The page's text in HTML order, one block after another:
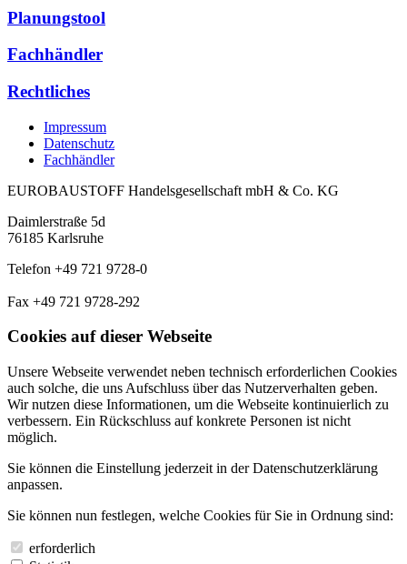
Planungstool
Fachhändler
Rechtliches
Impressum
Datenschutz
Fachhändler
EUROBAUSTOFF Handelsgesellschaft mbH & Co. KG
Daimlerstraße 5d
76185 Karlsruhe
Telefon +49 721 9728-0
Fax +49 721 9728-292
Cookies auf dieser Webseite
Unsere Webseite verwendet neben technisch erforderlichen Cookies
auch solche, die uns Aufschluss über das Nutzerverhalten geben.
Wir nutzen diese Informationen, um die Webseite kontinuierlich zu
verbessern. Ein Rückschluss auf konkrete Personen ist nicht
möglich.
Sie können die Einstellung jederzeit in der Datenschutzerklärung
anpassen.
Sie können nun festlegen, welche Cookies für Sie in Ordnung sind:
erforderlich